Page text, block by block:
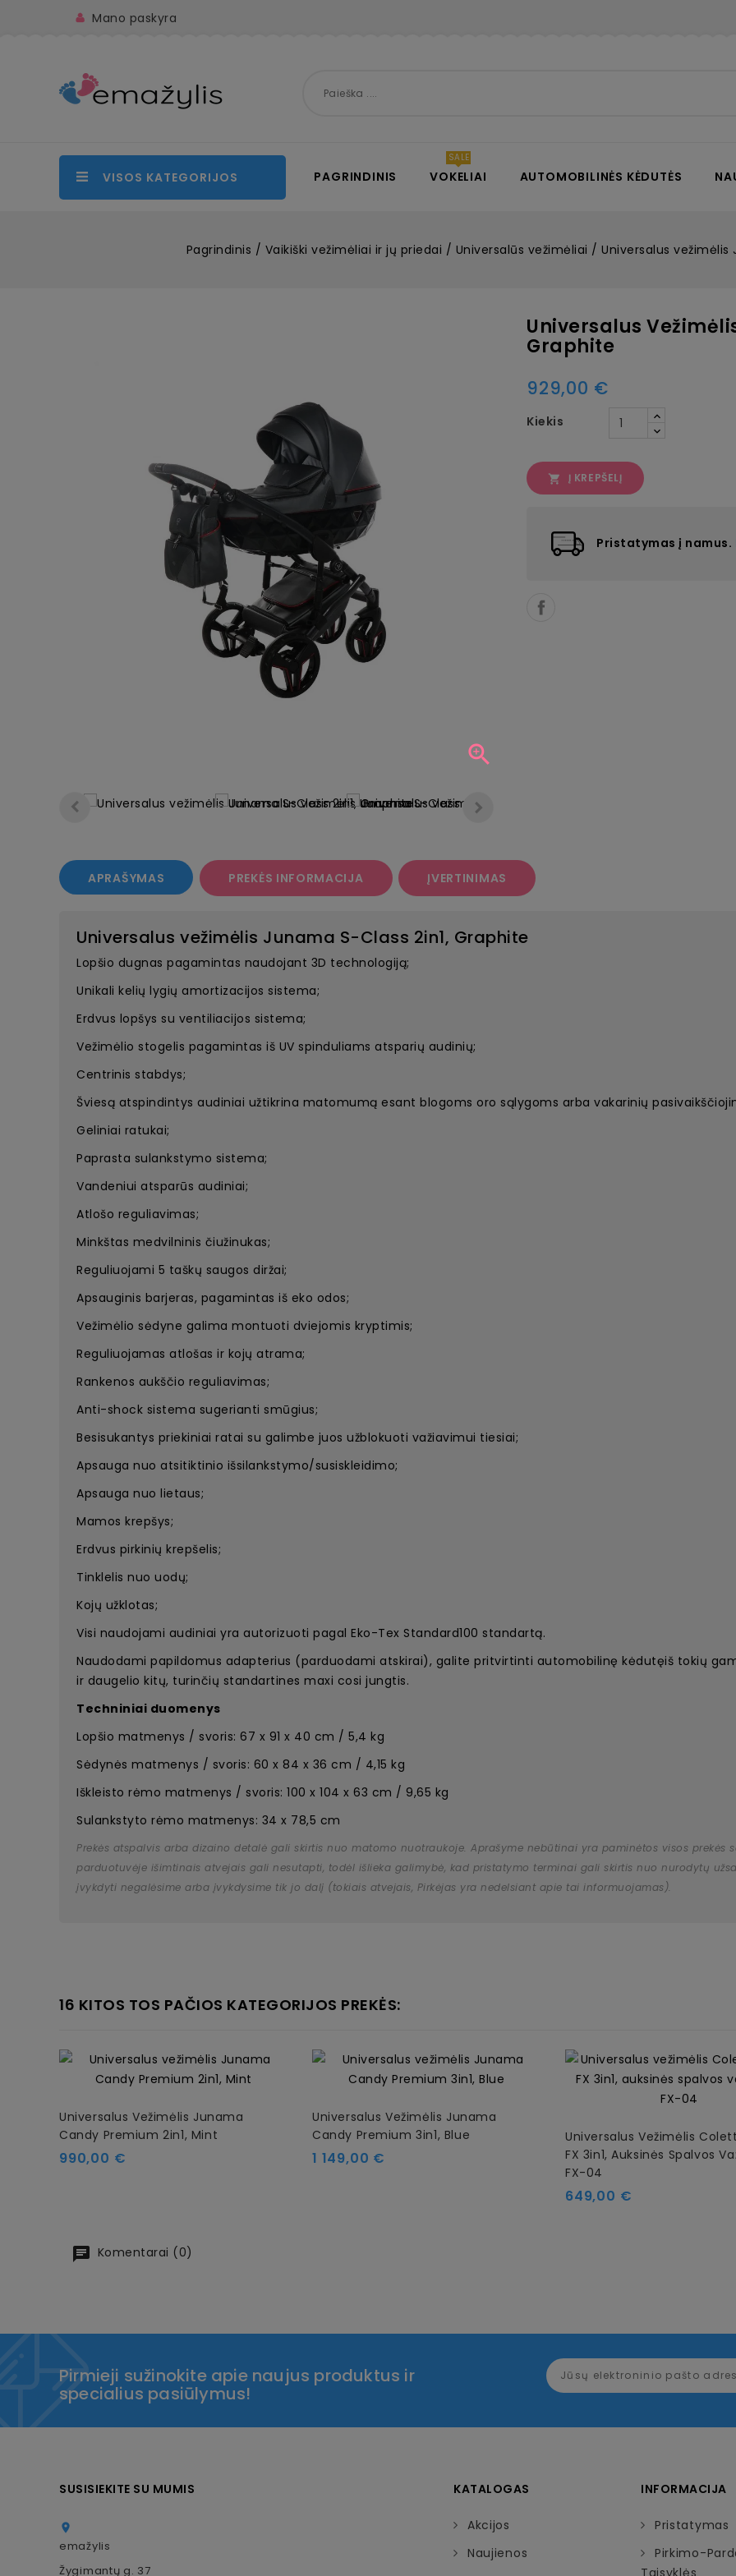
Mano paskyra
VISOS KATEGORIJOS PAGRINDINIS VOKELIAI AUTOMOBILINĖS KĖDUTĖS
Pagrindinis Vaikiški vežimėliai ir jų priedai Universalūs vežimėliai Universalus vežimėlis

Universalus
Graphite
929,00 €
Kiekis
 Į KREPŠELĮ
Pristatymas į namus.
APRAŠYMAS PREKĖS INFORMACIJA ĮVERTINIMAS
Universalus vežimėlis Junama S-Class 2in1, Graphite
Lopšio dugnas pagamintas naudojant 3D technologiją;
Unikali kelių lygių amortizacijos sistema;
Erdvus lopšys su ventiliacijos sistema;
Vežimėlio stogelis pagamintas iš UV spinduliams atsparių audinių;
Centrinis stabdys;
Šviesą atspindintys audiniai užtikrina matomumą esant blogoms oro sąlygoms arba vakarinių
Geliniai ratukai;
Paprasta sulankstymo sistema;
Vandeniui atsparūs audiniai;
Atlošo reguliavimas;
Minkštas medvilninis čiužinukas;
Reguliuojami 5 taškų saugos diržai;
Apsauginis barjeras, pagamintas iš eko odos;
Vežimėlio sėdyne galima montuoti dviejomis kryptimis;
Reguliuojamas atlošas ir kojų atrama;
Rankenos aukščio reguliavimas;
Anti-shock sistema sugerianti smūgius;
Besisukantys priekiniai ratai su galimbe juos užblokuoti važiavimui tiesiai;
Apsauga nuo atsitiktinio išsilankstymo/susiskleidimo;
Apsauga nuo lietaus;
Mamos krepšys;
Erdvus pirkinių krepšelis;
Tinklelis nuo uodų;
Kojų užklotas;
Visi naudojami audiniai yra autorizuoti pagal Eko-Tex Standard100 standartą.
Naudodami papildomus adapterius (parduodami atskirai), galite pritvirtinti automobilinę kėdutęiš tokių
ir daugelio kitų, turinčių standartines maxi cosi jungtis.
Techniniai duomenys
Lopšio matmenys / svoris: 67 x 91 x 40 cm / 5,4 kg
Sėdynės matmenys / svoris: 60 x 84 x 36 cm / 4,15 kg
Iškleisto rėmo matmenys / svoris: 100 x 104 x 63 cm / 9,65 kg
Sulankstyto rėmo matmenys: 34 x 78,5 cm
Prekės atspalvis arba dizaino detalė gali skirtis nuo matomo nuotraukoje. Aprašyme nebūtinai yra paminėtos visos prekės
parduotuvėje išimtinais atvejais gali nesutapti, todėl išlieka galimybė, kad pristatymo terminai gali skirtis nuo nurodytų
įvykdyti negalėsime arba įvykdysime tik jo dalį (tokiais atvejais, Pirkėjas yra nedelsiant apie tai informuojamas).
16 KITOS TOS PAČIOS KATEGORIJOS PREKĖS:
Universalus Vežimėlis Junama
Candy Premium 2in1, Mint
Kaina
990,00 €
Universalus Vežimėlis Junama
Candy Premium 3in1, Blue
Kaina
1 149,00 €
Universalus Vežimėlis
FX 3in1, Auksinės Spalvos
FX-04
Kaina
649,00 €
Komentarai (0)
Pirmieji sužinokite apie naujus produktus ir
specialius pasiūlymus!
SUSISIEKITE SU MUMIS

emažylis
Žygimantų g. 37
KATALOGAS
Akcijos
Naujienos
INFORMACIJA
Pristatymas
Pirkimo-
Taisyklės